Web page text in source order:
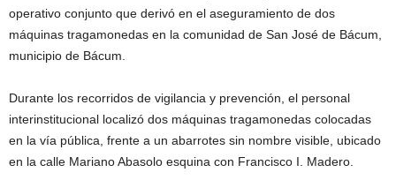
operativo conjunto que derivó en el aseguramiento de dos
máquinas tragamonedas en la comunidad de San José de Bácum,
municipio de Bácum.
Durante los recorridos de vigilancia y prevención, el personal
interinstitucional localizó dos máquinas tragamonedas colocadas
en la vía pública, frente a un abarrotes sin nombre visible, ubicado
en la calle Mariano Abasolo esquina con Francisco I. Madero.